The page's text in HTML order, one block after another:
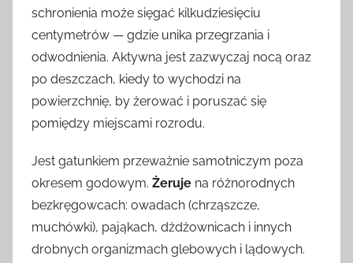
schronienia może sięgać kilkudziesięciu
centymetrów — gdzie unika przegrzania i
odwodnienia. Aktywna jest zazwyczaj nocą oraz
po deszczach, kiedy to wychodzi na
powierzchnię, by żerować i poruszać się
pomiędzy miejscami rozrodu.
Jest gatunkiem przeważnie samotniczym poza
okresem godowym. Żeruje na różnorodnych
bezkręgowcach: owadach (chrząszcze,
muchówki), pająkach, dżdżownicach i innych
drobnych organizmach glebowych i lądowych.